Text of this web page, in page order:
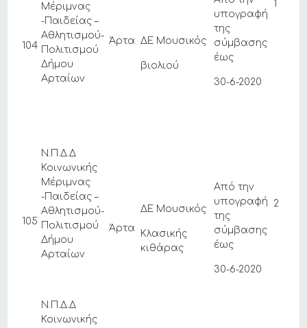
104
Μέριμνας
-Παιδείας –
Αθλητισμού-
Πολιτισμού
Δήμου
Αρταίων
Άρτα ΔΕ Μουσικός
βιολιού
υπογραφή
της
σύμβασης
έως
30-6-2020
1
105
Ν.Π.Δ.Δ
Κοινωνικής
Μέριμνας
-Παιδείας –
Αθλητισμού-
Πολιτισμού
Δήμου
Αρταίων
Άρτα
ΔΕ Μουσικός
Κλασικής
κιθάρας
Από την
υπογραφή
της
σύμβασης
έως
30-6-2020
2
Ν.Π.Δ.Δ
Κοινωνικής